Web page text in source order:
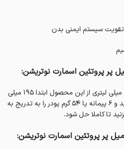
سیستم ایمنی بدن
پروتئین اسمارت نوتریشن:
برای آماده کردن یک وعده 230 میلی لیتری از این محصول ابتدا 195 میلی
لیتر آب سرد را داخل ظرف بریزید و 6 پیمانه یا 54 گرم پودر را به تدریج به
تا کاملا حل شود.
پر پروتئین اسمارت نوتریشن: